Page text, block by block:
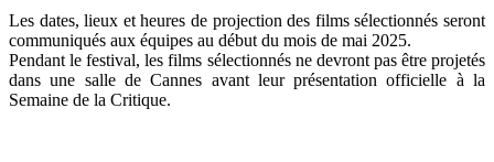
Les dates, lieux et heures de projection des films sélectionnés seront
communiqués aux équipes au début du mois de mai 2025.
Pendant le festival, les films sélectionnés ne devront pas être projetés
dans une salle de Cannes avant leur présentation officielle à la
Semaine de la Critique.